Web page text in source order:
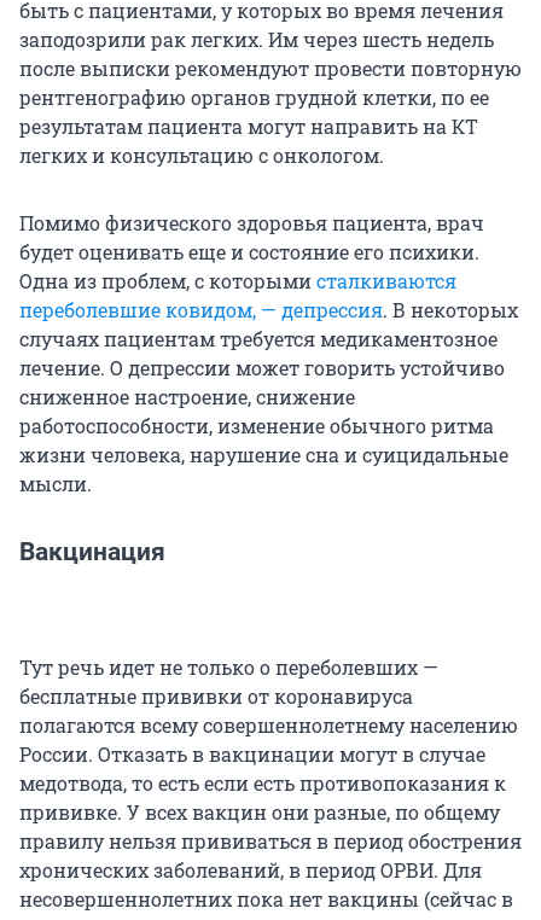
быть с пациентами, у которых во время лечения
заподозрили рак легких. Им через шесть недель
после выписки рекомендуют провести повторную
рентгенографию органов грудной клетки, по ее
результатам пациента могут направить на КТ
легких и консультацию с онкологом.
Помимо физического здоровья пациента, врач
будет оценивать еще и состояние его психики.
Одна из проблем, с которымисталкиваются
переболевшие ковидом, — депрессия. В некоторых
случаях пациентам требуется медикаментозное
лечение. О депрессии может говорить устойчиво
сниженное настроение, снижение
работоспособности, изменение обычного ритма
жизни человека, нарушение сна и суицидальные
мысли.
Вакцинация
Тут речь идет не только о переболевших —
бесплатные прививки от коронавируса
полагаются всему совершеннолетнему населению
России. Отказать в вакцинации могут в случае
медотвода, то есть если есть противопоказания к
прививке. У всех вакцин они разные, по общему
правилу нельзя прививаться в период обострения
хронических заболеваний, в период ОРВИ. Для
несовершеннолетних пока нет вакцины (сейчас в